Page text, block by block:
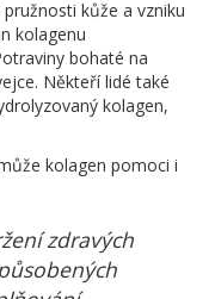
kůže a vzniku
kolagenu
bohaté na
Někteří lidé také
kolagen,
kolagen pomoci i
zdravých